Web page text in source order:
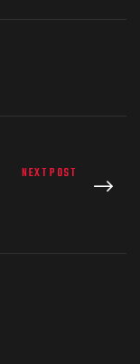
NEXT POST